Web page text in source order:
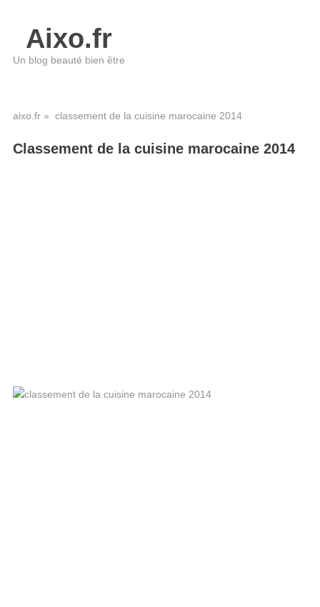
Aixo.fr
Un blog beauté bien être
aixo.fr» classement de la cuisine marocaine 2014
Classement de la cuisine marocaine 2014